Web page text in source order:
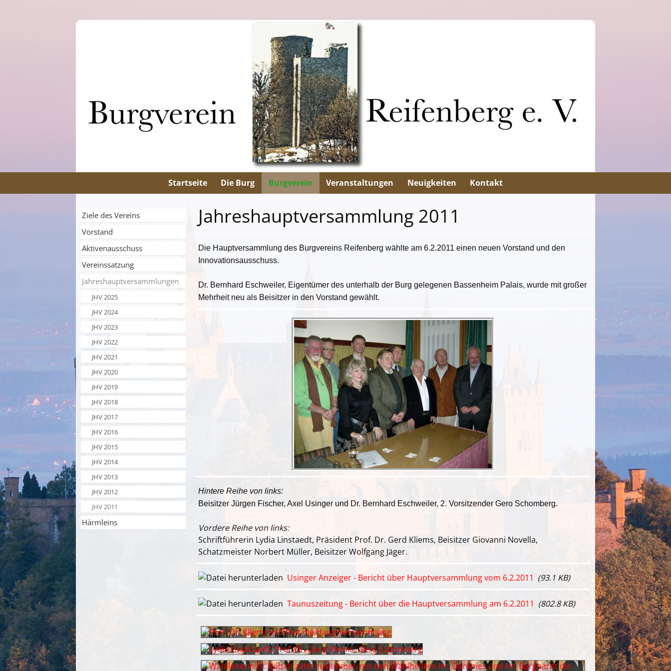
Startseite Die Burg Burgverein Veranstaltungen Neuigkeiten Kontakt
Ziele des Vereins
Vorstand
Aktivenausschuss
Vereinssatzung
Jahreshauptversammlungen
JHV 2025
JHV 2024
JHV 2023
JHV 2022
JHV 2021
JHV 2020
JHV 2019
JHV 2018
JHV 2017
JHV 2016
JHV 2015
JHV 2014
JHV 2013
JHV 2012
JHV 2011
Härmleins
Jahreshauptversammlung 2011
Die Hauptversammlung des Burgvereins Reifenberg wählte am 6.2.2011 einen neuen Vorstand und den
Innovationsausschuss.
Dr. Bernhard Eschweiler, Eigentümer des unterhalb der Burg gelegenen Bassenheim Palais, wurde mit großer
Mehrheit neu als Beisitzer in den Vorstand gewählt.
Hintere Reihe von links:
Beisitzer Jürgen Fischer, Axel Usinger und Dr. Bernhard Eschweiler, 2. Vorsitzender Gero Schomberg.
Vordere Reihe von links:
Schriftführerin Lydia Linstaedt, Präsident Prof. Dr. Gerd Kliems, Beisitzer Giovanni Novella,
Schatzmeister Norbert Müller, Beisitzer Wolfgang Jäger.
Usinger Anzeiger - Bericht über Hauptversammlung vom 6.2.2011 (93.1 KB)
Taunuszeitung - Bericht über die Hauptversammlung am 6.2.2011 (802.8 KB)